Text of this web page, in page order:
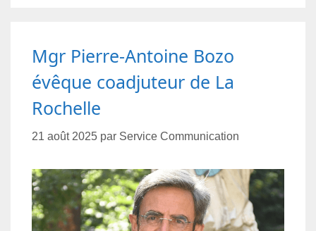
Mgr Pierre-Antoine Bozo
évêque coadjuteur de La
Rochelle
21 août 2025 par Service Communication